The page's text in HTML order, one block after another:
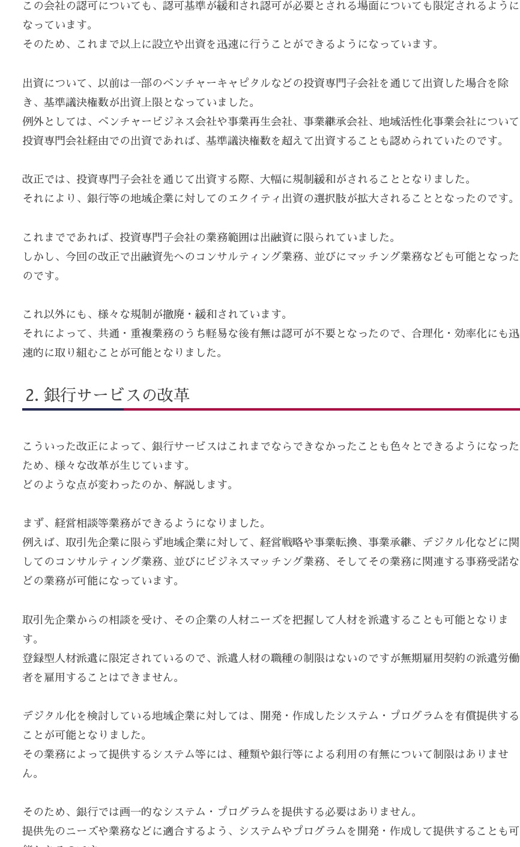
この会社の認可についても、認可基準が緩和され認可が必要とされる場面についても限定されるように
なっています。
そのため、これまで以上に設立や出資を迅速に行うことができるようになっています。
出資について、以前は一部のベンチャーキャピタルなどの投資専門子会社を通じて出資した場合を除
き、基準議決権数が出資上限となっていました。
例外としては、ベンチャービジネス会社や事業再生会社、事業継承会社、地域活性化事業会社について
投資専門会社経由での出資であれば、基準議決権数を超えて出資することも認められていたのです。
改正では、投資専門子会社を通じて出資する際、大幅に規制緩和がされることとなりました。
それにより、銀行等の地域企業に対してのエクイティ出資の選択肢が拡大されることとなったのです。
これまでであれば、投資専門子会社の業務範囲は出融資に限られていました。
しかし、今回の改正で出融資先へのコンサルティング業務、並びにマッチング業務なども可能となった
のです。
これ以外にも、様々な規制が撤廃・緩和されています。
それによって、共通・重複業務のうち軽易な後有無は認可が不要となったので、合理化・効率化にも迅
速的に取り組むことが可能となりました。
銀行サービスの改革
こういった改正によって、銀行サービスはこれまでならできなかったことも色々とできるようになった
ため、様々な改革が生じています。
どのような点が変わったのか、解説します。
まず、経営相談等業務ができるようになりました。
例えば、取引先企業に限らず地域企業に対して、経営戦略や事業転換、事業承継、デジタル化などに関
してのコンサルティング業務、並びにビジネスマッチング業務、そしてその業務に関連する事務受諾な
どの業務が可能になっています。
取引先企業からの相談を受け、その企業の人材ニーズを把握して人材を派遣することも可能となりま
す。
登録型人材派遣に限定されているので、派遣人材の職種の制限はないのですが無期雇用契約の派遣労働
者を雇用することはできません。
デジタル化を検討している地域企業に対しては、開発・作成したシステム・プログラムを有償提供する
ことが可能となりました。
その業務によって提供するシステム等には、種類や銀行等による利用の有無について制限はありませ
ん。
そのため、銀行では画一的なシステム・プログラムを提供する必要はありません。
提供先のニーズや業務などに適合するよう、システムやプログラムを開発・作成して提供することも可